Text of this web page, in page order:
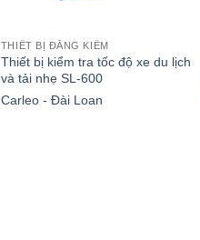
THIẾT BỊ ĐĂNG KIỂM
Thiết bị kiểm tra tốc độ xe du lịch
và tải nhẹ SL-600
Carleo - Đài Loan